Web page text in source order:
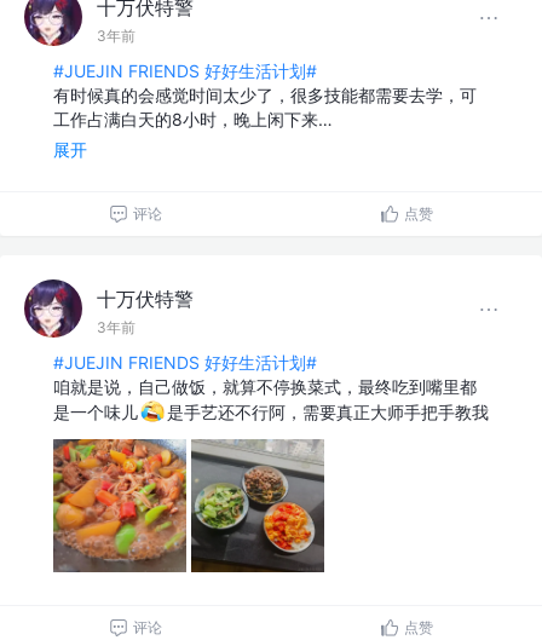
十万伏特警
3年前
#JUEJIN FRIENDS 好好生活计划#
有时候真的会感觉时间太少了，很多技能都需要去学，可
工作占满白天的8小时，晚上闲下来…
展开
评论 点赞
十万伏特警
3年前
#JUEJIN FRIENDS 好好生活计划#
咱就是说，自己做饭，就算不停换菜式，最终吃到嘴里都
是一个味儿
是手艺还不行阿，需要真正大师手把手教我
评论 点赞